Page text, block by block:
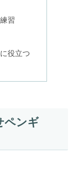
習
役立つ
ペンギ